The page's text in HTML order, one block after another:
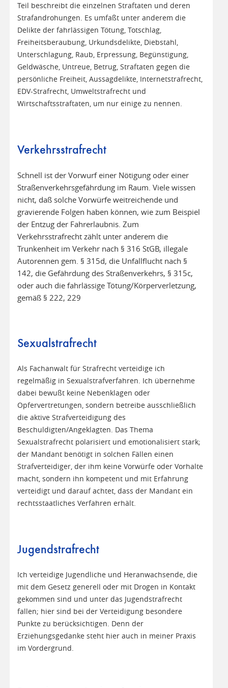
Teil beschreibt die einzelnen Straftaten und deren
Strafandrohungen. Es umfaßt unter anderem die
Delikte der fahrlässigen Tötung, Totschlag,
Freiheitsberaubung, Urkundsdelikte, Diebstahl,
Unterschlagung, Raub, Erpressung, Begünstigung,
Geldwäsche, Untreue, Betrug, Straftaten gegen die
persönliche Freiheit, Aussagdelikte, Internetstrafrecht,
EDV-Strafrecht, Umweltstrafrecht und
Wirtschaftsstraftaten, um nur einige zu nennen.
Verkehrsstrafrecht
Schnell ist der Vorwurf einer Nötigung oder einer
Straßenverkehrsgefährdung im Raum. Viele wissen
nicht, daß solche Vorwürfe weitreichende und
gravierende Folgen haben können, wie zum Beispiel
der Entzug der Fahrerlaubnis. Zum
Verkehrsstrafrecht zählt unter anderem die
Trunkenheit im Verkehr nach § 316 StGB, illegale
Autorennen gem. § 315d, die Unfallflucht nach §
142, die Gefährdung des Straßenverkehrs, § 315c,
oder auch die fahrlässige Tötung/Körperverletzung,
gemäß § 222, 229
Sexualstrafrecht
Als Fachanwalt für Strafrecht verteidige ich
regelmäßig in Sexualstrafverfahren. Ich übernehme
dabei bewußt keine Nebenklagen oder
Opfervertretungen, sondern betreibe ausschließlich
die aktive Strafverteidigung des
Beschuldigten/Angeklagten. Das Thema
Sexualstrafrecht polarisiert und emotionalisiert stark;
der Mandant benötigt in solchen Fällen einen
Strafverteidiger, der ihm keine Vorwürfe oder Vorhalte
macht, sondern ihn kompetent und mit Erfahrung
verteidigt und darauf achtet, dass der Mandant ein
rechtsstaatliches Verfahren erhält.
Jugendstrafrecht
Ich verteidige Jugendliche und Heranwachsende, die
mit dem Gesetz generell oder mit Drogen in Kontakt
gekommen sind und unter das Jugendstrafrecht
fallen; hier sind bei der Verteidigung besondere
Punkte zu berücksichtigen. Denn der
Erziehungsgedanke steht hier auch in meiner Praxis
im Vordergrund.